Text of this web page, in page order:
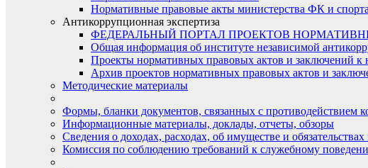
Нормативные правовые акты министерства ФК и
Антикоррупционная экспертиза
ФЕДЕРАЛЬНЫЙ ПОРТАЛ ПРОЕКТОВ
Общая информация об институте независимой
Проекты нормативных правовых актов и заключений к
Архив проектов нормативных правовых актов и
Методические материалы
Формы, бланки документов, связанных с противодействием
Информационные материалы, доклады, отчеты, обзоры
Сведения о доходах, расходах, об имуществе и
Комиссия по соблюдению требований к служебному